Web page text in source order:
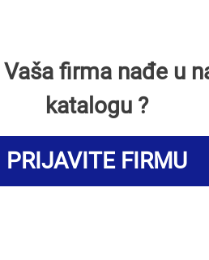
firma nađe u
katalogu ?
PRIJAVITE FIRMU